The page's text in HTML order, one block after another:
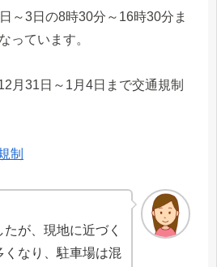
～3日の8時30分～16時30分ま
っています。
月31日～1月4日まで交通規制
制
が、現地に近づく
くなり、駐車場は混